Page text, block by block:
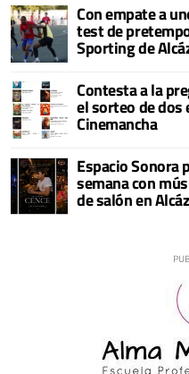
Con empate a
test de
Sporting de
Contesta a la
el sorteo de dos
Cinemancha
Espacio Sonora
semana con
de salón en